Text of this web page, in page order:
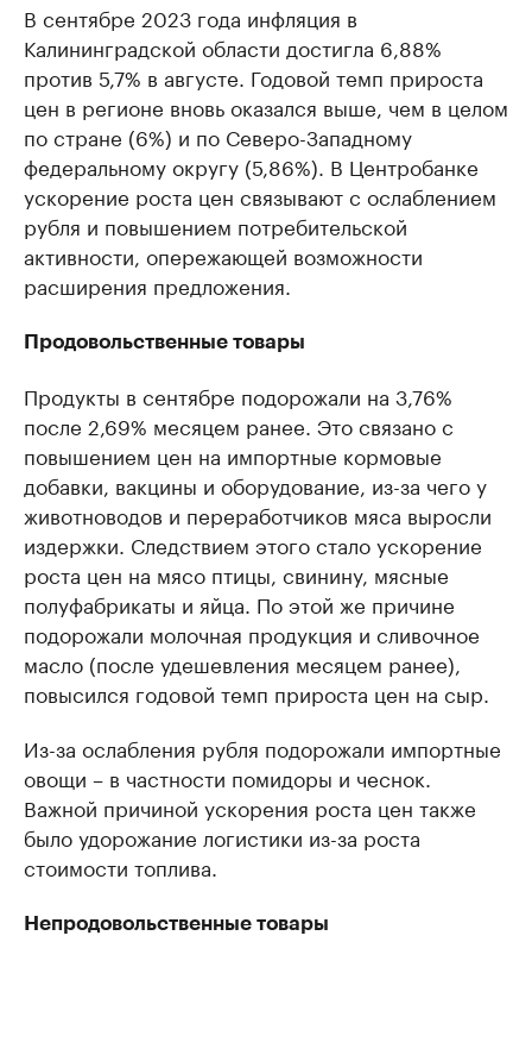
В сентябре 2023 года инфляция в
Калининградской области достигла 6,88%
против 5,7% в августе. Годовой темп прироста
цен в регионе вновь оказался выше, чем в целом
по стране (6%) и по Северо-Западному
федеральному округу (5,86%). В Центробанке
ускорение роста цен связывают с ослаблением
рубля и повышением потребительской
активности, опережающей возможности
расширения предложения.
Продовольственные товары
Продукты в сентябре подорожали на 3,76%
после 2,69% месяцем ранее. Это связано с
повышением цен на импортные кормовые
добавки, вакцины и оборудование, из-за чего у
животноводов и переработчиков мяса выросли
издержки. Следствием этого стало ускорение
роста цен на мясо птицы, свинину, мясные
полуфабрикаты и яйца. По этой же причине
подорожали молочная продукция и сливочное
масло (после удешевления месяцем ранее),
повысился годовой темп прироста цен на сыр.
Из-за ослабления рубля подорожали импортные
овощи – в частности помидоры и чеснок.
Важной причиной ускорения роста цен также
было удорожание логистики из-за роста
стоимости топлива.
Непродовольственные товары